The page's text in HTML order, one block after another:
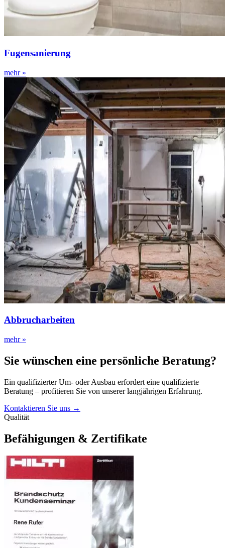
Fugensanierung
mehr »
Abbrucharbeiten
mehr »
Sie wünschen eine persönliche Beratung?
Ein qualifizierter Um- oder Ausbau erfordert eine qualifizierte
Beratung – profitieren Sie von unserer langjährigen Erfahrung.
Kontaktieren Sie uns →
Qualität
Befähigungen & Zertifikate